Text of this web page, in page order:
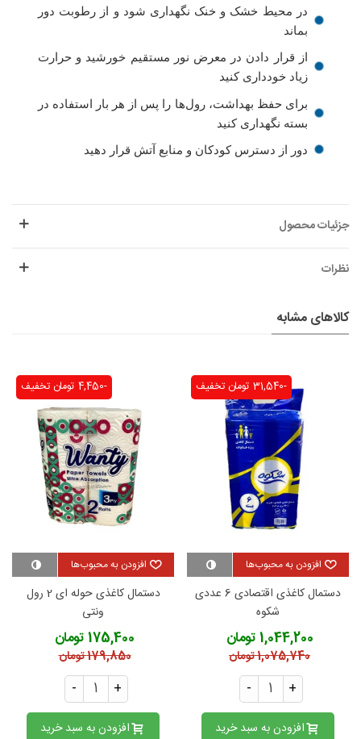
در محیط خشک و خنک نگهداری شود و از رطوبت دور
بماند
از قرار دادن در معرض نور مستقیم خورشید و حرارت
زیاد خودداری کنید
برای حفظ بهداشت، رول‌ها را پس از هر بار استفاده در
بسته نگهداری کنید
دور از دسترس کودکان و منابع آتش قرار دهید
جزئیات محصول
نظرات
کالاهای مشابه
تخفیف -31,540 تومان
افزودن به محبوب‌ها
دستمال کاغذی اقتصادی 6 عددی
شکوه
1,044,200 تومان
1,075,740 تومان
- +
افزودن به سبد خرید
تخفیف -4,450 تومان
افزودن به محبوب‌ها
دستمال کاغذی حوله ای 2 رول
ونتی
175,400 تومان
179,850 تومان
- +
افزودن به سبد خرید